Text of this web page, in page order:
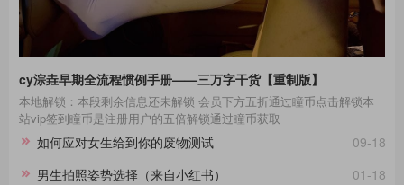
cy淙垚早期全流程惯例手册——三万字干货【重制版】
本地解锁：本段剩余信息还未解锁 会员下方五折通过瞳币点击解锁本
站vip签到瞳币是注册用户的五倍解锁通过瞳币获取
09-18
如何应对女生给到你的废物测试
01-18
男生拍照姿势选择（来自小红书）